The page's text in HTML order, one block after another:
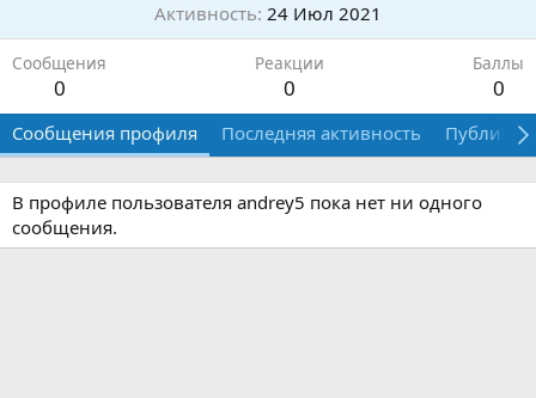
Активность 24 Июл 2021
Сообщения
0
Реакции
0
Баллы
0
Сообщения профиля Последняя активность
В профиле пользователя andrey5 пока нет ни одного
сообщения.